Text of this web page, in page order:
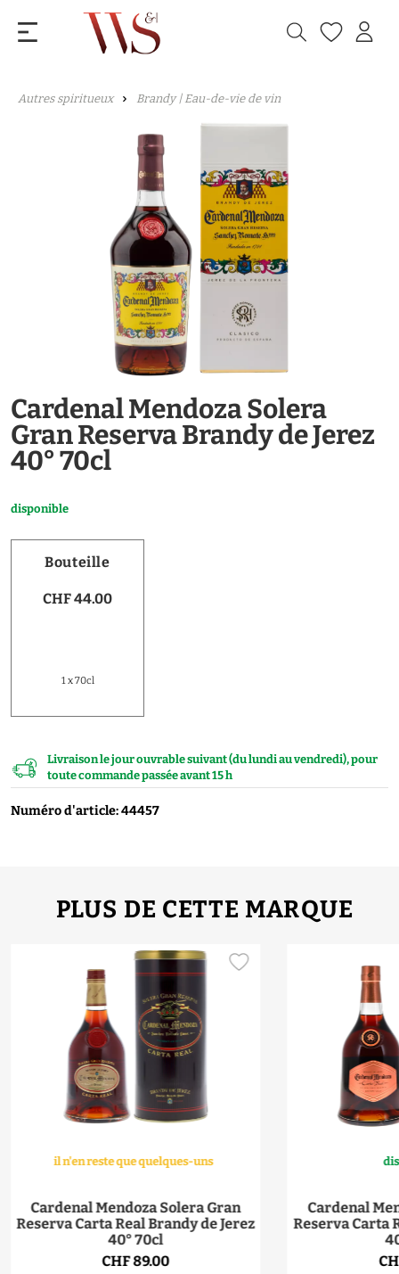
Autres spiritueux Brandy | Eau-de-vie de vin
Cardenal Mendoza Solera
Gran Reserva Brandy de Jerez
40° 70cl
disponible
Bouteille
CHF 44.00
1 x 70cl
Livraison le jour ouvrable suivant (du lundi au vendredi), pour
toute commande passée avant 15 h
Numéro d'article: 44457
PLUS DE CETTE MARQUE
il n'en reste que quelques-uns
Cardenal Mendoza Solera Gran
Reserva Carta Real Brandy de Jerez
40° 70cl
CHF 89.00
Cardenal
Reserva Carta